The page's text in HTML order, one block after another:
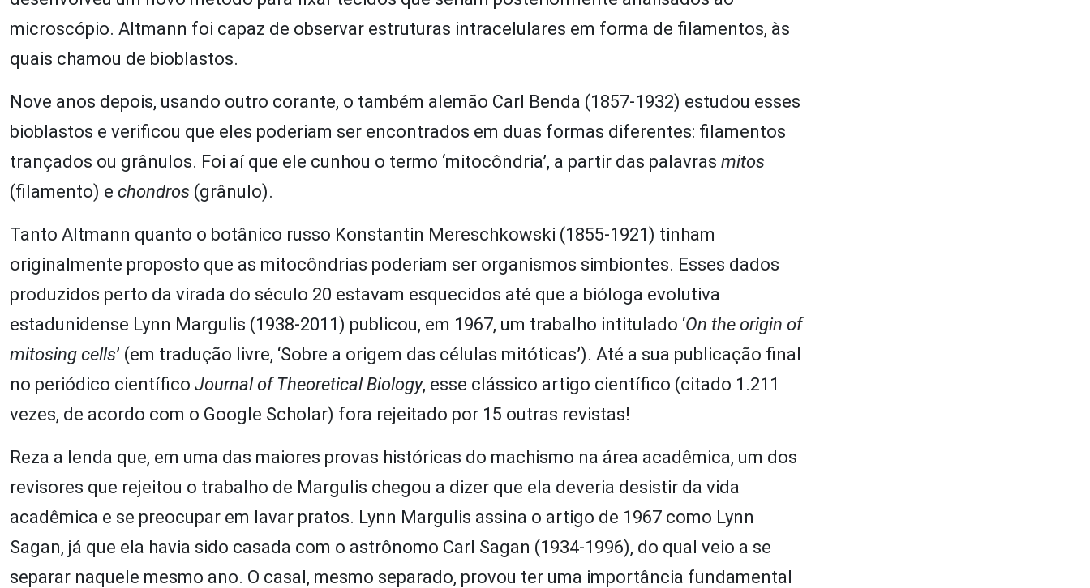
microscópio. Altmann foi capaz de observar estruturas intracelulares em forma de filamentos, às
quais chamou de bioblastos.
Nove anos depois, usando outro corante, o também alemão Carl Benda (1857-1932) estudou esses
bioblastos e verificou que eles poderiam ser encontrados em duas formas diferentes: filamentos
trançados ou grânulos. Foi aí que ele cunhou o termo ‘mitocôndria’, a partir das palavras mitos
(filamento) e chondros (grânulo).
Tanto Altmann quanto o botânico russo Konstantin Mereschkowski (1855-1921) tinham
originalmente proposto que as mitocôndrias poderiam ser organismos simbiontes. Esses dados
produzidos perto da virada do século 20 estavam esquecidos até que a bióloga evolutiva
estadunidense Lynn Margulis (1938-2011) publicou, em 1967, um trabalho intitulado ‘On the origin of
mitosing cells’ (em tradução livre, ‘Sobre a origem das células mitóticas’). Até a sua publicação final
no periódico científico Journal of Theoretical Biology, esse clássico artigo científico (citado 1.211
vezes, de acordo com o Google Scholar) fora rejeitado por 15 outras revistas!
Reza a lenda que, em uma das maiores provas históricas do machismo na área acadêmica, um dos
revisores que rejeitou o trabalho de Margulis chegou a dizer que ela deveria desistir da vida
acadêmica e se preocupar em lavar pratos. Lynn Margulis assina o artigo de 1967 como Lynn
Sagan, já que ela havia sido casada com o astrônomo Carl Sagan (1934-1996), do qual veio a se
separar naquele mesmo ano. O casal, mesmo separado, provou ter uma importância fundamental